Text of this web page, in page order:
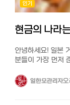
DHOLIC(디홀릭) 특징 DHOLIC(디홀릭)도 무신사와 마찬가지로 패션
일본 법인이 운영
한국 패션 아이템
점도 추천 포인트
550엔
DHOLIC(디홀릭)
유머의 본고장, 오
성지입니다. 일상
여겨집니다. 보케(Boke): 엉뚱한 짓을 하거나 바보 같은 말을 하는 역할.
츠코미
연기를 해줄 만큼
냉소적이고 지적인
라이벌 관계를 유지합니다. 야구: 도쿄의 '요미우
인기
안녕하세요! 일본 거주 10년차 입니
분들이 가장 먼저
포인트 앱을 켜느냐?
생활 0년 차라면
일한모관리자오